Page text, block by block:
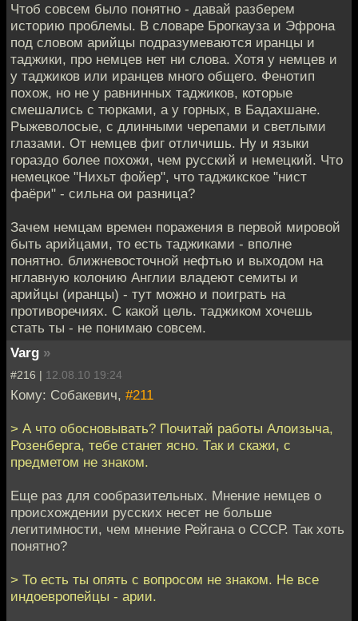
Чтоб совсем было понятно - давай разберем
историю проблемы. В словаре Брогкауза и Эфрона
под словом арийцы подразумеваются иранцы и
таджики, про немцев нет ни слова. Хотя у немцев и
у таджиков или иранцев много общего. Фенотип
похож, но не у равнинных таджиков, которые
смешались с тюрками, а у горных, в Бадахшане.
Рыжеволосые, с длинными черепами и светлыми
глазами. От немцев фиг отличишь. Ну и языки
гораздо более похожи, чем русский и немецкий. Что
немецкое "Нихьт фойер", что таджикское "нист
фаёри" - сильна ои разница?
Зачем немцам времен поражения в первой мировой
быть арийцами, то есть таджиками - вполне
понятно. ближневосточной нефтью и выходом на
нглавную колонию Англии владеют семиты и
арийцы (иранцы) - тут можно и поиграть на
противоречиях. С какой цель. таджиком хочешь
стать ты - не понимаю совсем.
Varg »
#216 | 12.08.10 19:24
Кому: Собакевич, #211
> А что обосновывать? Почитай работы Алоизыча,
Розенберга, тебе станет ясно. Так и скажи, с
предметом не знаком.
Еще раз для сообразительных. Мнение немцев о
происхождении русских несет не больше
легитимности, чем мнение Рейгана о СССР. Так хоть
понятно?
> То есть ты опять с вопросом не знаком. Не все
индоевропейцы - арии.